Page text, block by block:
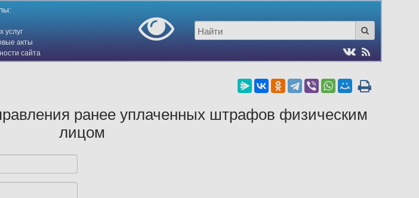
услуг
акты
сайта
ранее уплаченных штрафов физическим
лицом